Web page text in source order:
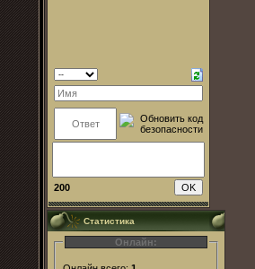
200
Статистика
Онлайн: